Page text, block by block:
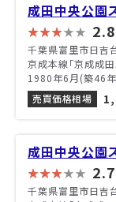
成田中央公園
2.8
千葉県富里市日吉
京成本線「京成成
1980年6月(築46
売買価格相場
成田中央公園
2.7
千葉県富里市日吉